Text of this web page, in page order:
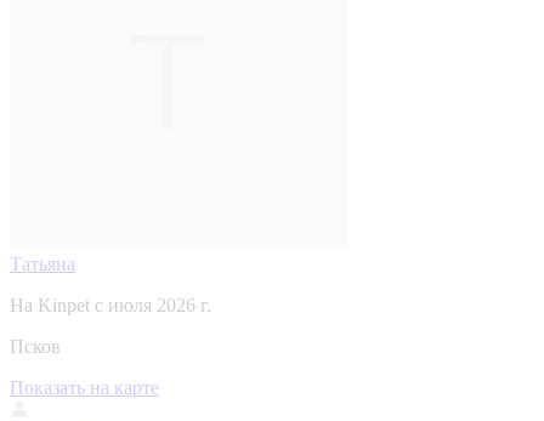
Татьяна
На Kinpet c июля 2026 г.
Псков
Показать на карте